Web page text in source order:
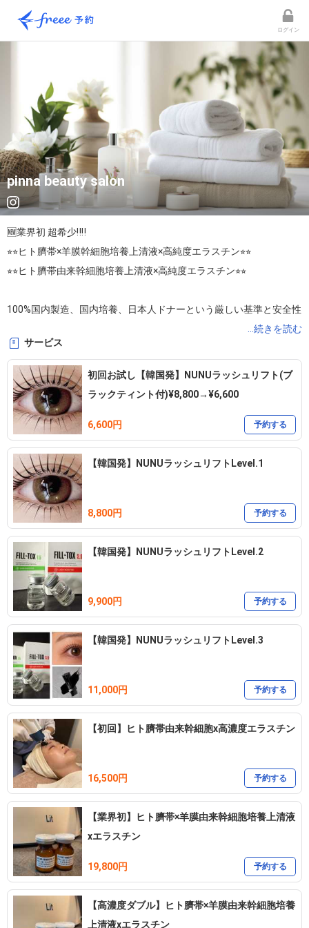
ログイン
pinna beauty salon
🆕業界初 超希少‼︎‼︎
⭐︎⭐︎ヒト臍帯×羊膜幹細胞培養上清液×高純度エラスチン⭐︎⭐︎
⭐︎⭐︎ヒト臍帯由来幹細胞培養上清液×高純度エラスチン⭐︎⭐︎
100%国内製造、国内培養、日本人ドナーという厳しい基準と安全性
ご自分の肌の幹細胞が若返ることで、ハリ艶、美白、シワ、シミ、
たるみ、ほうれい線、毛穴、ニキビ、ニキビ跡のお悩みを劇的に改
善します!
『韓国発祥 NUNU LASH LIFT』
を長時間キープする束デザインのラッシュリフトです。
当店は会員様限定の自宅プライベートサロンです。落ち着いた雰囲
気とアットホームな雰囲気が特徴です。駅から徒歩5分以内の好立地
に位置しております。
ぜひ一度、pinna beauty salonをご体感ください。
...続きを読む
サービス
初回お試し【韓国発】NUNUラッシュリフト(ブ
ラックティント付)¥8,800→¥6,600
6,600円 予約する
【韓国発】NUNUラッシュリフトLevel.1
8,800円 予約する
【韓国発】NUNUラッシュリフトLevel.2
9,900円 予約する
【韓国発】NUNUラッシュリフトLevel.3
11,000円 予約する
【初回】ヒト臍帯由来幹細胞x高濃度エラスチン
16,500円 予約する
【業界初】ヒト臍帯×羊膜由来幹細胞培養上清液
xエラスチン
19,800円 予約する
【高濃度ダブル】ヒト臍帯×羊膜由来幹細胞培養
上清液xエラスチン